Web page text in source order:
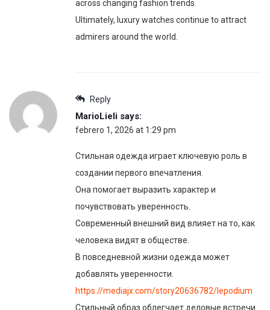
across changing fashion trends.
Ultimately, luxury watches continue to attract
admirers around the world.
Reply
MarioLieli says:
febrero 1, 2026 at 1:29 pm
Стильная одежда играет ключевую роль в
создании первого впечатления.
Она помогает выразить характер и
почувствовать уверенность.
Современный внешний вид влияет на то, как
человека видят в обществе.
В повседневной жизни одежда может
добавлять уверенности.
https://mediajx.com/story20636782/lepodium
Стильный образ облегчает деловые встречи.